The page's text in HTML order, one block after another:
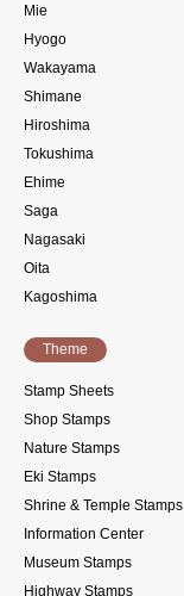
Mie
Hyogo
Wakayama
Shimane
Hiroshima
Tokushima
Ehime
Saga
Nagasaki
Oita
Kagoshima
Theme
Stamp Sheets
Shop Stamps
Nature Stamps
Eki Stamps
Shrine & Temple Stamps
Information Center
Museum Stamps
Highway Stamps